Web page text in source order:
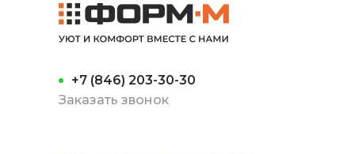
+7 (846) 203-30-30
Заказать звонок